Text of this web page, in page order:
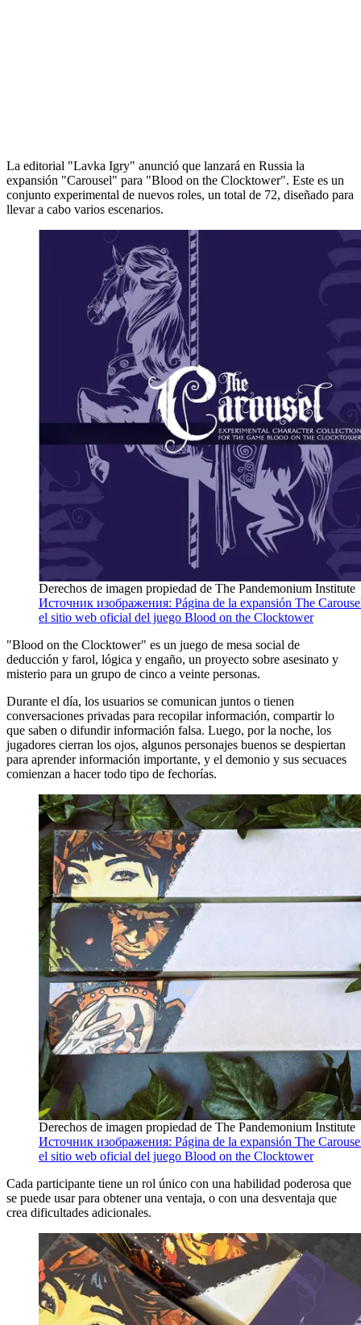
La editorial "Lavka Igry" anunció que lanzará en Russia la
expansión "Carousel" para "Blood on the Clocktower". Este es un
conjunto experimental de nuevos roles, un total de 72, diseñado para
llevar a cabo varios escenarios.
Derechos de imagen propiedad de The Pandemonium Institute
Источник изображения: Página de la expansión The
el sitio web oficial del juego Blood on the Clocktower
"Blood on the Clocktower" es un juego de mesa social de
deducción y farol, lógica y engaño, un proyecto sobre asesinato y
misterio para un grupo de cinco a veinte personas.
Durante el día, los usuarios se comunican juntos o tienen
conversaciones privadas para recopilar información, compartir lo
que saben o difundir información falsa. Luego, por la noche, los
jugadores cierran los ojos, algunos personajes buenos se despiertan
para aprender información importante, y el demonio y sus secuaces
comienzan a hacer todo tipo de fechorías.
Derechos de imagen propiedad de The Pandemonium Institute
Источник изображения: Página de la expansión The
el sitio web oficial del juego Blood on the Clocktower
Cada participante tiene un rol único con una habilidad poderosa que
se puede usar para obtener una ventaja, o con una desventaja que
crea dificultades adicionales.